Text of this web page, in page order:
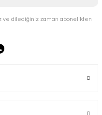
ve dilediğiniz zaman abonelikten